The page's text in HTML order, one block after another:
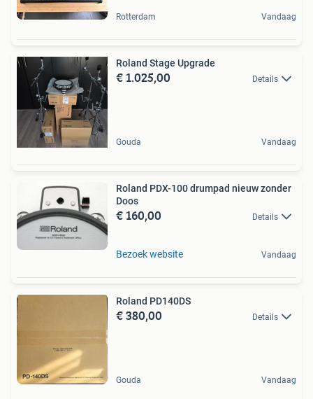
Rotterdam Vandaag
Roland Stage Upgrade
€ 1.025,00 Details
Gouda Vandaag
Roland PDX-100 drumpad nieuw zonder
Doos
€ 160,00 Details
Bezoek website Vandaag
Roland PD140DS
€ 380,00 Details
Gouda Vandaag